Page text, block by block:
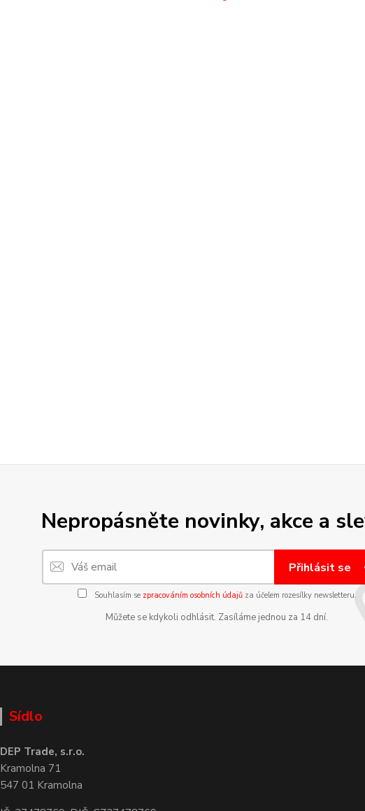
Nepropásněte novinky, akce a
Přihlásit se
Souhlasím se zpracováním osobních údajůza účelem rozesílky newsletteru.
Můžete se kdykoli odhlásit. Zasíláme jednou za 14 dní.
Sídlo
DEP Trade, s.r.o.
Kramolna 71
547 01 Kramolna